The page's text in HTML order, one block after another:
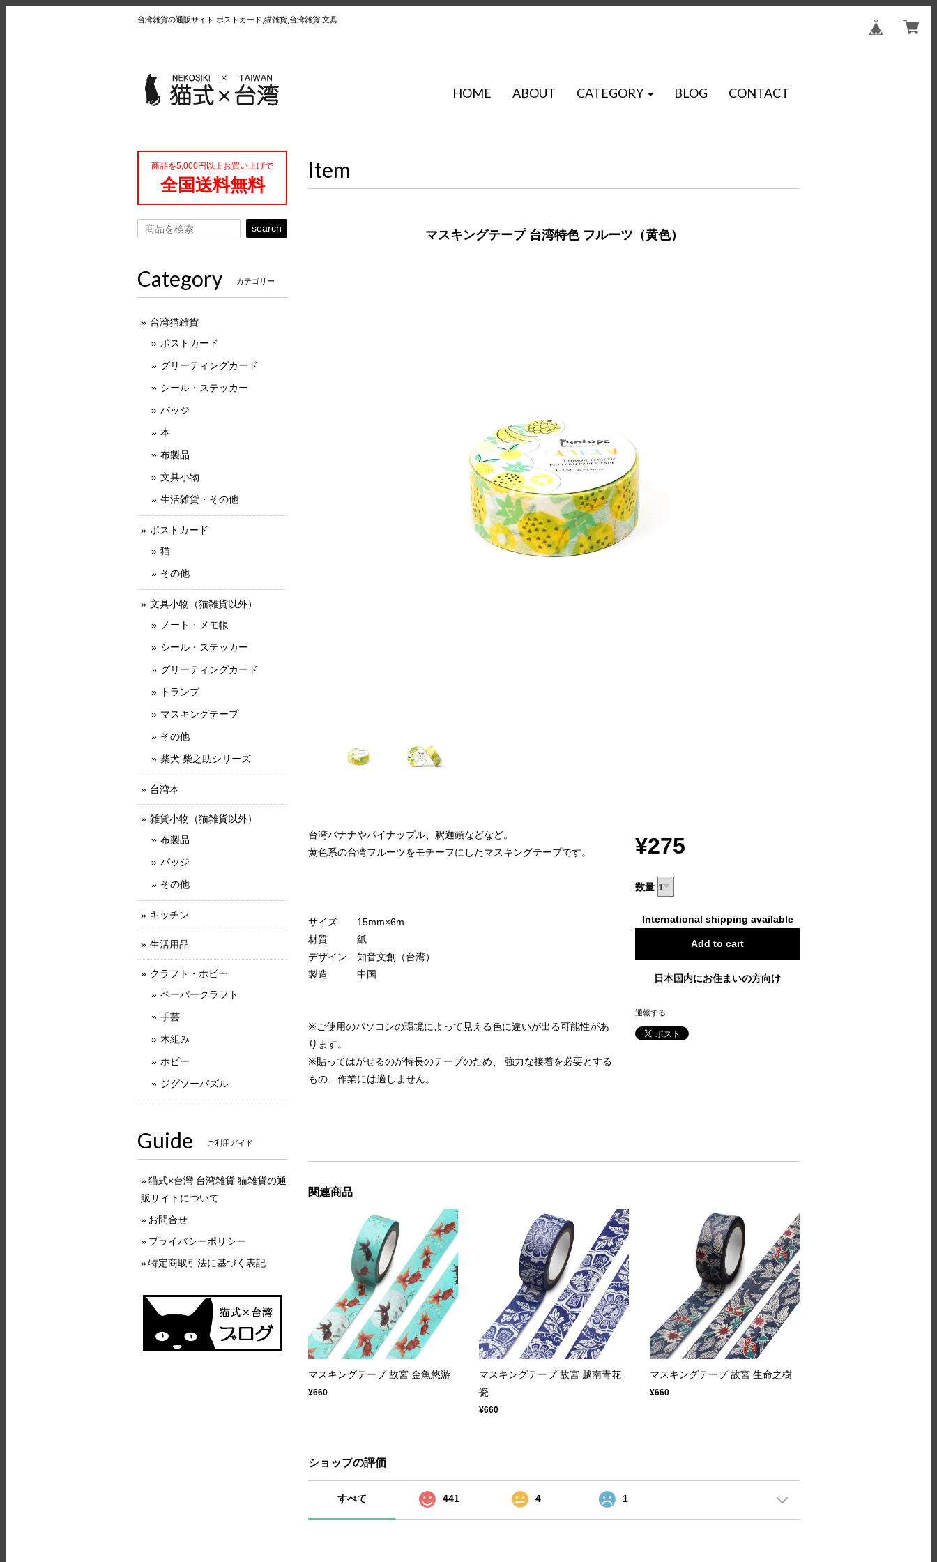
台湾雑貨の通販サイト ポストカード,猫雑貨,台湾雑貨,文具
HOME ABOUT CATEGORY BLOG CONTACT
Item
マスキングテープ 台湾特色 フルーツ（黄色）
台湾バナナやパイナップル、釈迦頭などなど。
黄色系の台湾フルーツをモチーフにしたマスキングテープです。
サイズ 15mm×6m
材質 紙
デザイン 知音文創（台湾）
製造 中国
※ご使用のパソコンの環境によって見える色に違いが出る可能性があ
ります。
※貼ってはがせるのが特長のテープのため、 強力な接着を必要とする
もの、作業には適しません。
¥275
数量
International shipping available
Add to cart
日本国内にお住まいの方向け
通報する
関連商品
マスキングテープ 故宮 金魚悠游
¥660
マスキングテープ 故宮 越南青花
瓷
¥660
マスキングテープ 故宮 生命之樹
¥660
ショップの評価
すべて 441 4 1
商品を5,000円以上お買い上げで
全国送料無料
search
Category カテゴリー
台湾猫雑貨
ポストカード
グリーティングカード
シール・ステッカー
バッジ
本
布製品
文具小物
生活雑貨・その他
ポストカード
猫
その他
文具小物（猫雑貨以外）
ノート・メモ帳
シール・ステッカー
グリーティングカード
トランプ
マスキングテープ
その他
柴犬 柴之助シリーズ
台湾本
雑貨小物（猫雑貨以外）
布製品
バッジ
その他
キッチン
生活用品
クラフト・ホビー
ペーパークラフト
手芸
木組み
ホビー
ジグソーパズル
Guide ご利用ガイド
猫式×台灣 台湾雑貨 猫雑貨の通
販サイトについて
お問合せ
プライバシーポリシー
特定商取引法に基づく表記